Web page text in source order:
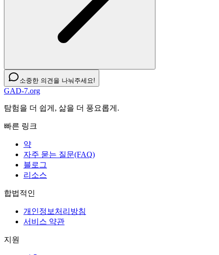
소중한 의견을 나눠주세요!
GAD-7.org
탐험을 더 쉽게, 삶을 더 풍요롭게.
빠른 링크
약
자주 묻는 질문(FAQ)
블로그
리소스
합법적인
개인정보처리방침
서비스 약관
지원